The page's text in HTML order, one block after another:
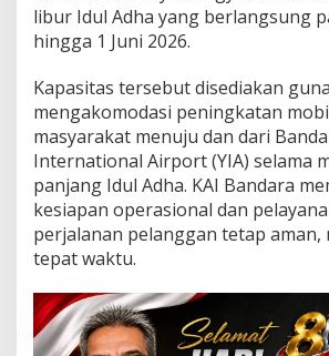
d
Y
o
g
y
a
k
a
r
S
e
d
libur Idul Adha yang berlangsung
hingga 1 Juni 2026.
Kapasitas tersebut disediakan guna
mengakomodasi peningkatan
masyarakat menuju dan dari
International Airport (YIA) selama
panjang Idul Adha. KAI Bandara
kesiapan operasional dan
perjalanan pelanggan tetap aman,
tepat waktu.